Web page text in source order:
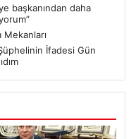
başkanından daha
İfadesi Gün